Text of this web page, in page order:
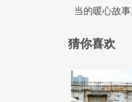
当的暖心故事
猜你喜欢